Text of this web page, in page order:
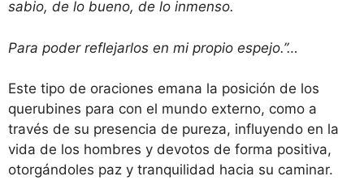
sabio, de lo bueno, de lo inmenso.
Para poder reflejarlos en mi propio espejo.”…
Este tipo de oraciones emana la posición de los
querubines para con el mundo externo, como a
través de su presencia de pureza, influyendo en la
vida de los hombres y devotos de forma positiva,
otorgándoles paz y tranquilidad hacia su caminar.